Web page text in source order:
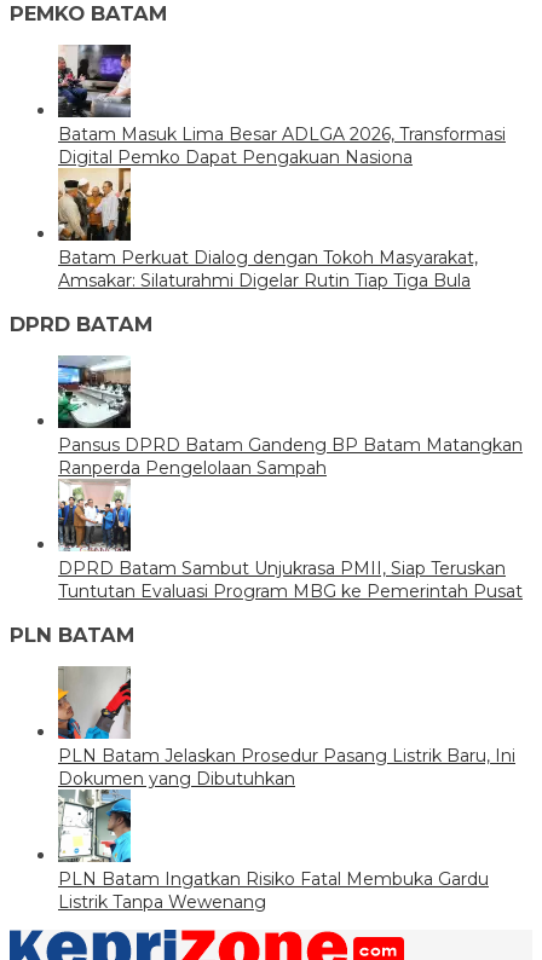
PEMKO BATAM
Batam Masuk Lima Besar ADLGA 2026, Transformasi
Digital Pemko Dapat Pengakuan Nasiona
Batam Perkuat Dialog dengan Tokoh Masyarakat,
Amsakar: Silaturahmi Digelar Rutin Tiap Tiga Bula
DPRD BATAM
Pansus DPRD Batam Gandeng BP Batam Matangkan
Ranperda Pengelolaan Sampah
DPRD Batam Sambut Unjukrasa PMII, Siap Teruskan
Tuntutan Evaluasi Program MBG ke Pemerintah Pusat
PLN BATAM
PLN Batam Jelaskan Prosedur Pasang Listrik Baru, Ini
Dokumen yang Dibutuhkan
PLN Batam Ingatkan Risiko Fatal Membuka Gardu
Listrik Tanpa Wewenang